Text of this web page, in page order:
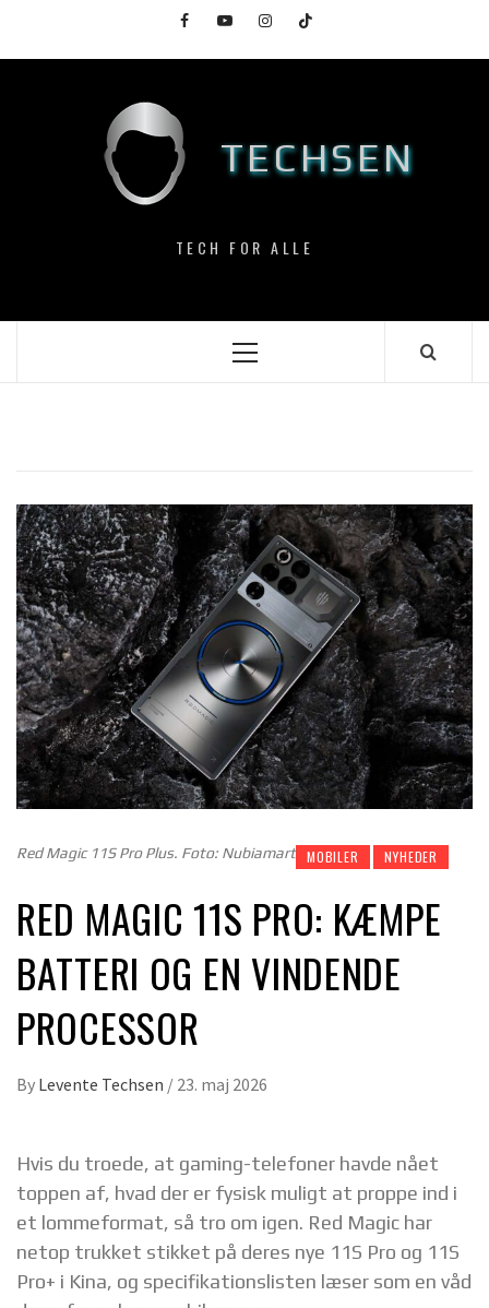
content
FacebookYouTubeInstagramTikTok
TECHSEN
TECH FOR ALLE
Primary
Red Magic 11S Pro Plus. Foto: Nubiamart MOBILER NYHEDER
RED MAGIC 11S PRO: KÆMPE
BATTERI OG EN VINDENDE
PROCESSOR
By Levente Techsen / 23. maj 2026
Hvis du troede, at gaming-telefoner havde nået
toppen af, hvad der er fysisk muligt at proppe ind i
et lommeformat, så tro om igen. Red Magic har
netop trukket stikket på deres nye 11S Pro og 11S
Pro+ i Kina, og specifikationslisten læser som en våd